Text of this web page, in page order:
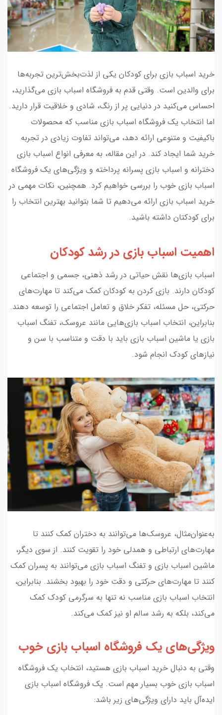
خرید اسباب بازی برای کودکان یکی از لذت‌بخش‌ترین تجربه‌ها
برای والدین است. وقتی قدم به فروشگاه اسباب بازی می‌گذارید،
احساس می‌کنید در دنیایی پر از رنگ، شادی و خلاقیت قرار دارید.
اما انتخاب یک فروشگاه اسباب بازی مناسب که محصولات
باکیفیت و متنوعی ارائه دهد، می‌تواند تفاوت زیادی در تجربه
خرید شما ایجاد کند. در این مقاله، به معرفی انواع اسباب بازی
دخترانه و اسباب بازی پسرانه پرداخته و ویژگی‌های یک فروشگاه
اسباب بازی خوب را بررسی خواهیم کرد. همچنین، نکات مهمی در
خرید اسباب بازی ارائه می‌دهیم تا شما بتوانید بهترین انتخاب را
برای کودکتان داشته باشید.
اهمیت اسباب بازی در رشد کودکان
اسباب بازی‌ها نقش حیاتی در رشد ذهنی، جسمی و اجتماعی
کودکان دارند. بازی کردن به کودکان کمک می‌کند تا مهارت‌های
حرکتی، حل مسئله، تفکر خلاق و تعامل اجتماعی را توسعه دهند.
بنابراین، انتخاب اسباب بازی‌هایی مانند عروسک، تفنگ اسباب
بازی یا ماشین اسباب بازی باید با دقت و متناسب با سن و
نیازهای کودک انجام شود.
به‌عنوان‌مثال، عروسک‌ها می‌توانند به دختران کمک کنند تا
مهارت‌های ارتباطی و همدلی خود را تقویت کنند. از سوی دیگر،
ماشین اسباب بازی و تفنگ اسباب بازی می‌توانند به پسران کمک
کنند تا مهارت‌های حرکتی و دقت خود را بهبود بخشند. بنابراین،
انتخاب اسباب بازی مناسب نه تنها به سرگرمی کودک کمک
می‌کند، بلکه به رشد سالم او نیز کمک می‌کند.
ویژگی‌های یک فروشگاه اسباب بازی خوب
وقتی به دنبال خرید اسباب بازی هستید، انتخاب یک فروشگاه
اسباب بازی خوب بسیار مهم است. یک فروشگاه اسباب بازی
ایده‌آل باید دارای ویژگی‌های زیر باشد: